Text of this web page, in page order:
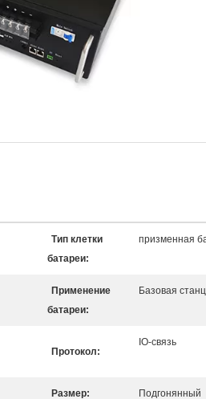
Тип клетки
батареи:
призменная
Применение
батареи:
Базовая
Протокол:
IO-связь
Размер: Подгонянный